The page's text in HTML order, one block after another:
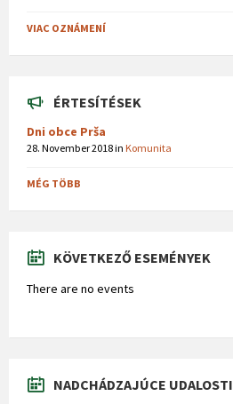
VIAC OZNÁMENÍ
ÉRTESÍTÉSEK
Dni obce Prša
28. November 2018in Komunita
MÉG TÖBB
KÖVETKEZŐ ESEMÉNYEK
There are no events
NADCHÁDZAJÚCE UDALOSTI